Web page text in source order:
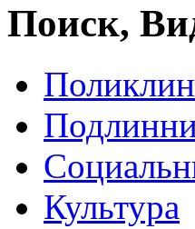
Поиск,
Культура